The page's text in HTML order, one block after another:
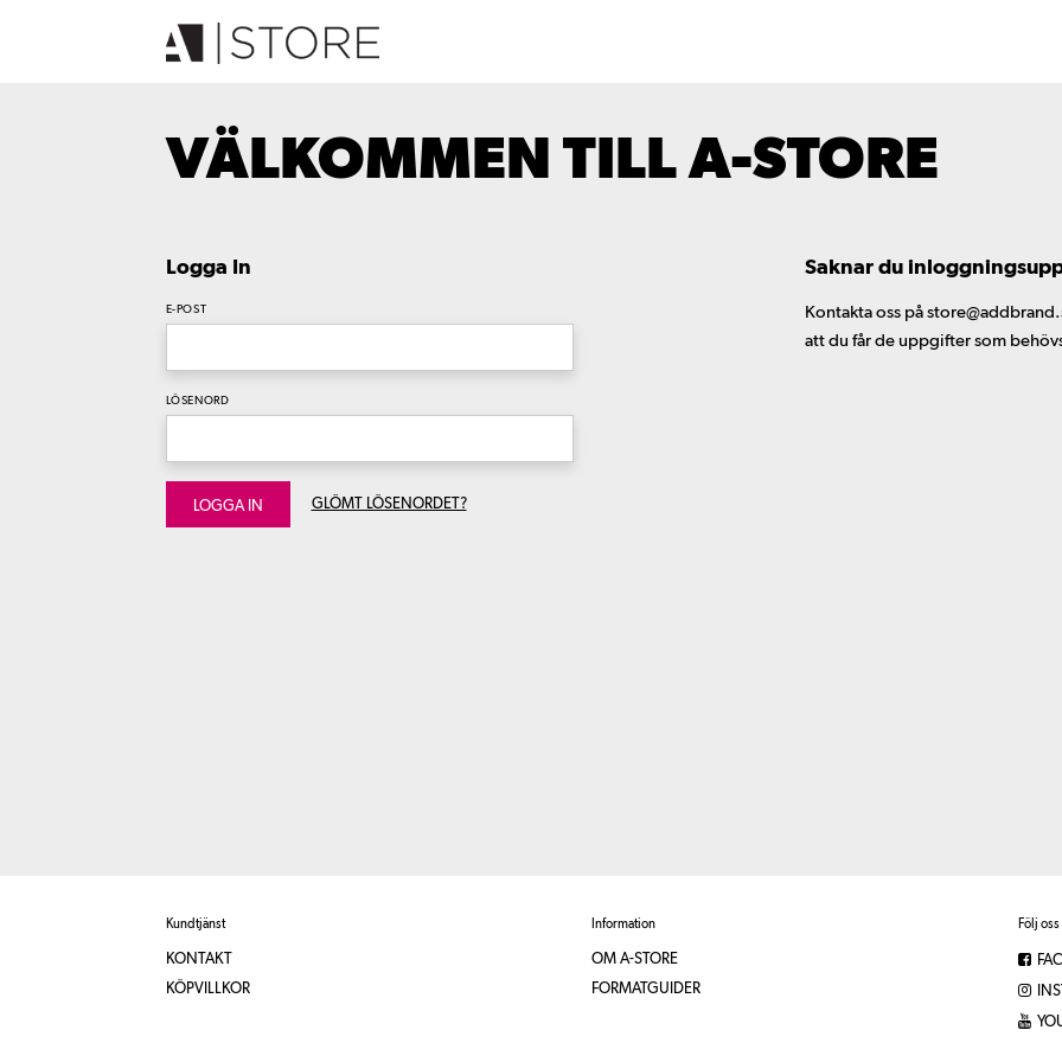
VÄLKOMMEN TILL A-STORE
Logga In
E-POST
LÖSENORD
LOGGA IN GLÖMT LÖSENORDET?
Saknar du
Kontakta oss på
att du får de uppgifter som
Kundtjänst
KONTAKT
KÖPVILLKOR
Information
OM A-STORE
FORMATGUIDER
Följ oss